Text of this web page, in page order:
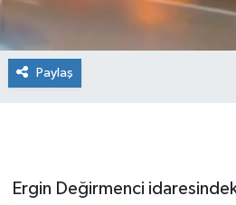
Paylaş
Ergin Değirmenci